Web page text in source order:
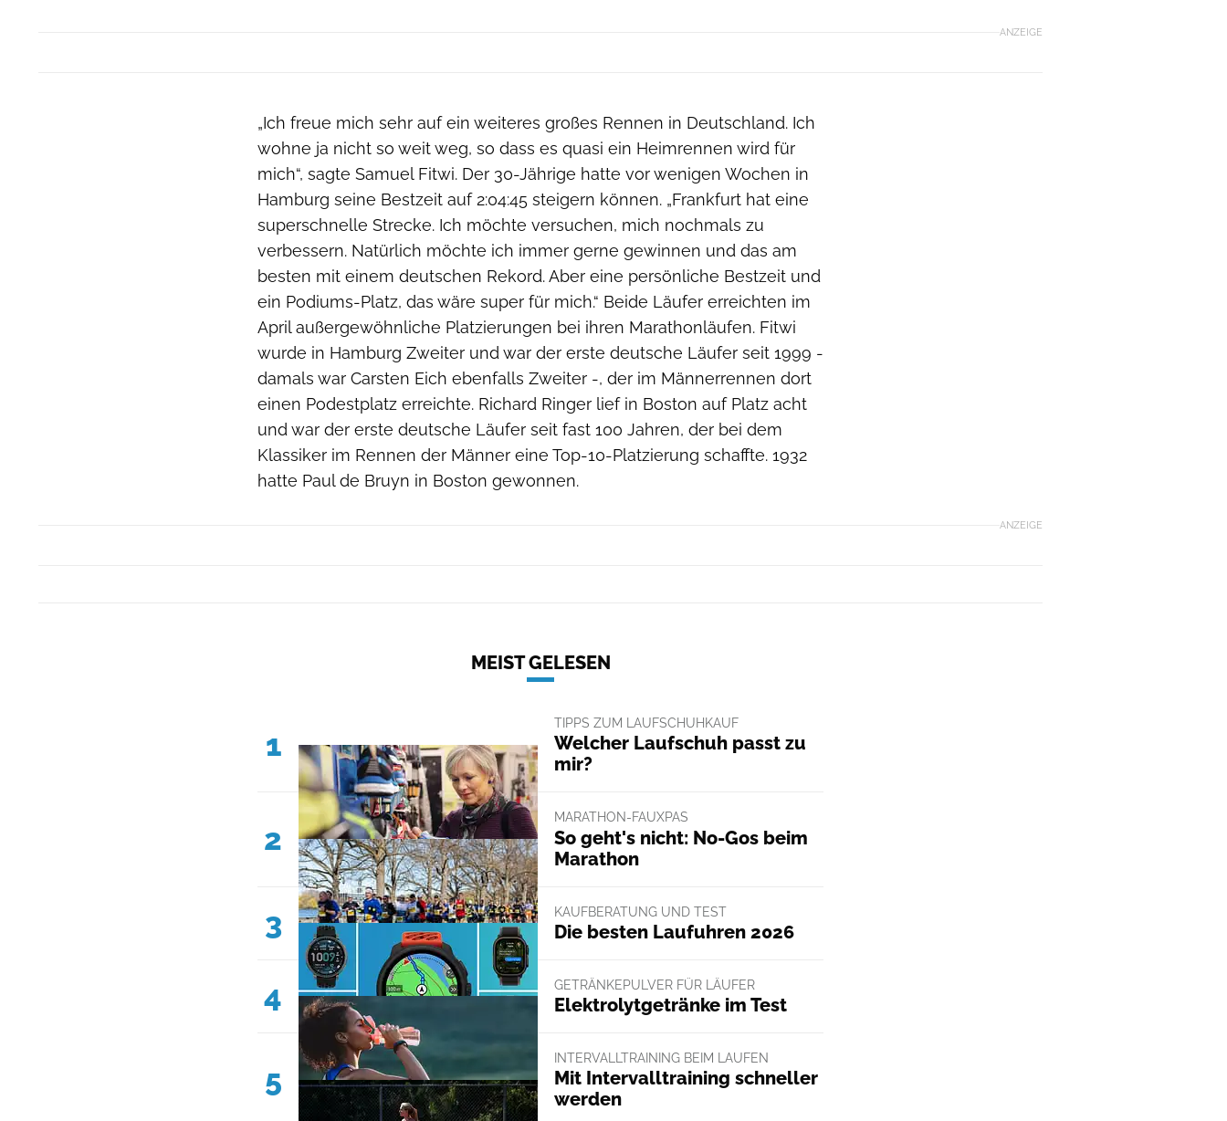
ANZEIGE
„Ich freue mich sehr auf ein weiteres großes Rennen in Deutschland. Ich
wohne ja nicht so weit weg, so dass es quasi ein Heimrennen wird für
mich“, sagte Samuel Fitwi. Der 30-Jährige hatte vor wenigen Wochen in
Hamburg seine Bestzeit auf 2:04:45 steigern können. „Frankfurt hat eine
superschnelle Strecke. Ich möchte versuchen, mich nochmals zu
verbessern. Natürlich möchte ich immer gerne gewinnen und das am
besten mit einem deutschen Rekord. Aber eine persönliche Bestzeit und
ein Podiums-Platz, das wäre super für mich.“ Beide Läufer erreichten im
April außergewöhnliche Platzierungen bei ihren Marathonläufen. Fitwi
wurde in Hamburg Zweiter und war der erste deutsche Läufer seit 1999 -
damals war Carsten Eich ebenfalls Zweiter -, der im Männerrennen dort
einen Podestplatz erreichte. Richard Ringer lief in Boston auf Platz acht
und war der erste deutsche Läufer seit fast 100 Jahren, der bei dem
Klassiker im Rennen der Männer eine Top-10-Platzierung schaffte. 1932
hatte Paul de Bruyn in Boston gewonnen.
ANZEIGE
MEIST GELESEN
1
TIPPS ZUM LAUFSCHUHKAUF
Welcher Laufschuh passt zu
mir?
2
MARATHON-FAUXPAS
So geht's nicht: No-Gos beim
Marathon
3 KAUFBERATUNG UND TEST
Die besten Laufuhren 2026
4 GETRÄNKEPULVER FÜR LÄUFER
Elektrolytgetränke im Test
5
INTERVALLTRAINING BEIM LAUFEN
Mit Intervalltraining schneller
werden